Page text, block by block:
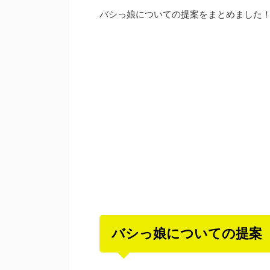
バシっ娘についての提案をまとめました
バシっ娘についての提案